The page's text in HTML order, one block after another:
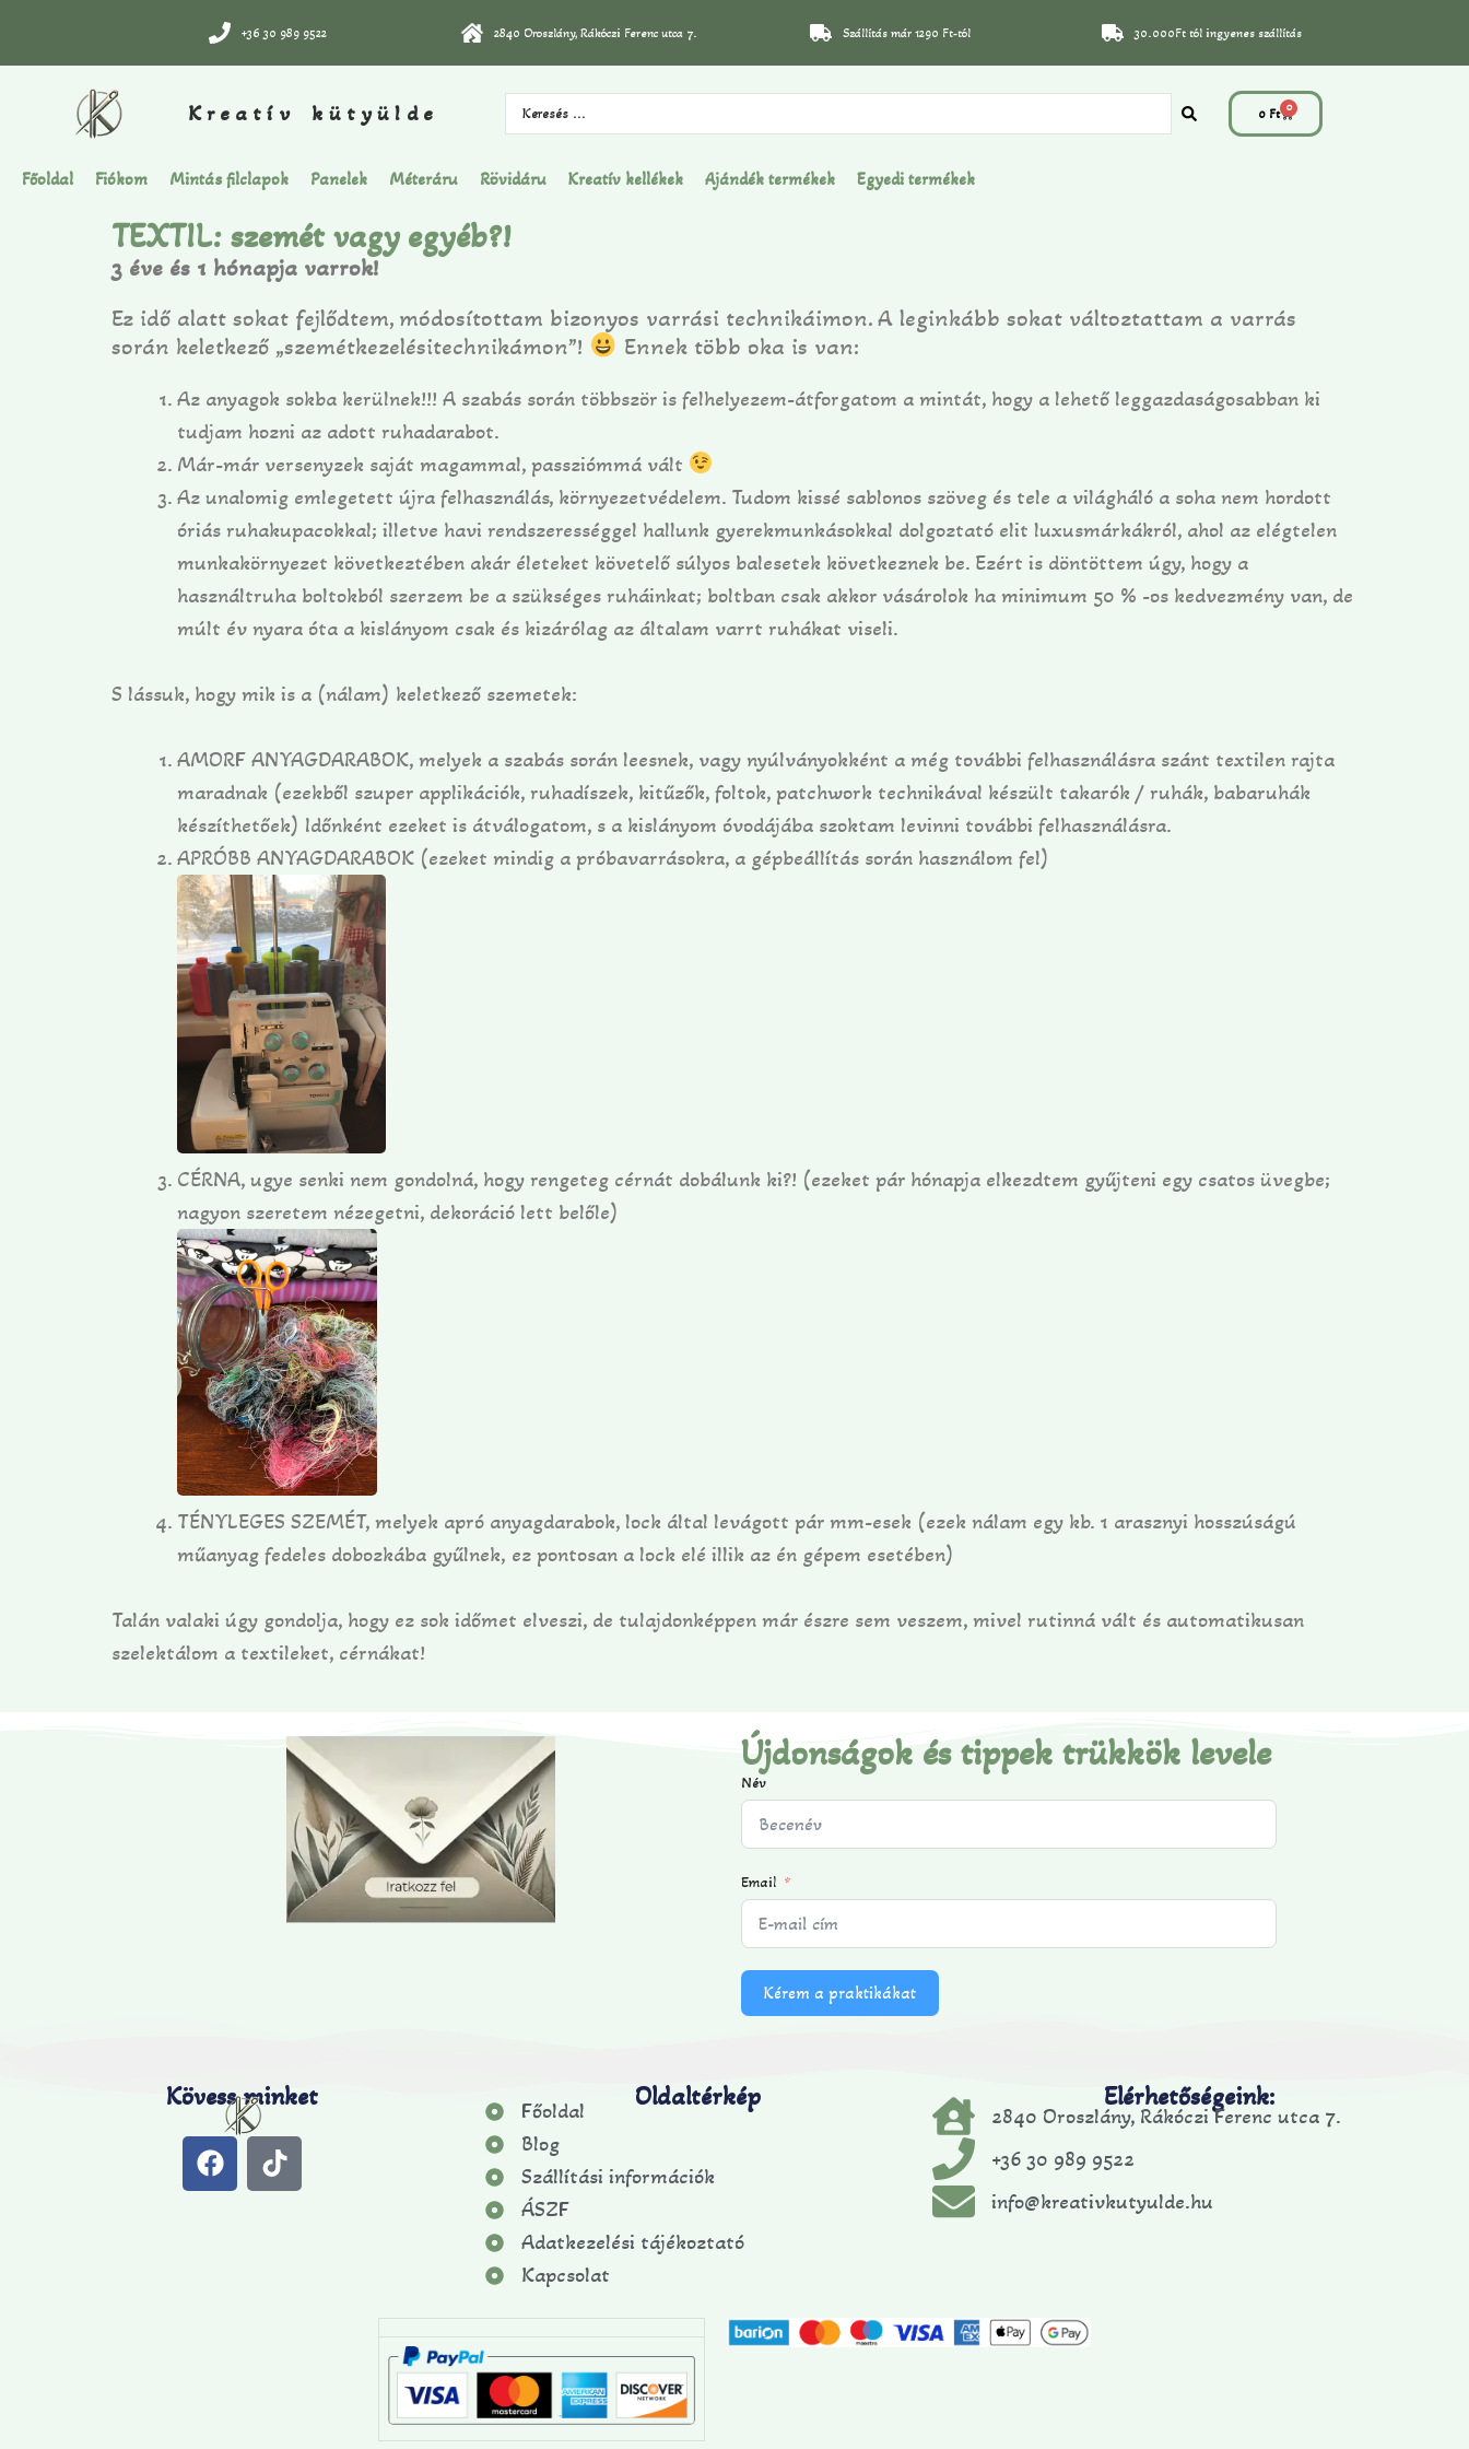
+36 30 989 9522 2840 Oroszlány, Rákóczi Ferenc utca 7. Szállítás már 1290 Ft-tól 30.000Ft tól ingyenes szállítás
Kreatív kütyülde 0 Ft 0
Főoldal Fiókom Mintás filclapok Panelek Méteráru Rövidáru Kreatív kellékek Ajándék termékek Egyedi termékek
TEXTIL: szemét vagy egyéb?!
3 éve és 1 hónapja varrok!
Ez idő alatt sokat fejlődtem, módosítottam bizonyos varrási technikáimon. A leginkább sokat változtattam a varrás
során keletkező „szemétkezelésitechnikámon”!
Ennek több oka is van:
Az anyagok sokba kerülnek!!! A szabás során többször is felhelyezem-átforgatom a mintát, hogy a lehető leggazdaságosabban ki
tudjam hozni az adott ruhadarabot.
Már-már versenyzek saját magammal, passziómmá vált
Az unalomig emlegetett újra felhasználás, környezetvédelem. Tudom kissé sablonos szöveg és tele a világháló a soha nem hordott
óriás ruhakupacokkal; illetve havi rendszerességgel hallunk gyerekmunkásokkal dolgoztató elit luxusmárkákról, ahol az elégtelen
munkakörnyezet következtében akár életeket követelő súlyos balesetek következnek be. Ezért is döntöttem úgy, hogy a
használtruha boltokból szerzem be a szükséges ruháinkat; boltban csak akkor vásárolok ha minimum 50 % -os kedvezmény van, de
múlt év nyara óta a kislányom csak és kizárólag az általam varrt ruhákat viseli.
S lássuk, hogy mik is a (nálam) keletkező szemetek:
AMORF ANYAGDARABOK, melyek a szabás során leesnek, vagy nyúlványokként a még további felhasználásra szánt textilen rajta
maradnak (ezekből szuper applikációk, ruhadíszek, kitűzők, foltok, patchwork technikával készült takarók / ruhák, babaruhák
készíthetőek) Időnként ezeket is átválogatom, s a kislányom óvodájába szoktam levinni további felhasználásra.
APRÓBB ANYAGDARABOK (ezeket mindig a próbavarrásokra, a gépbeállítás során használom fel)
CÉRNA, ugye senki nem gondolná, hogy rengeteg cérnát dobálunk ki?! (ezeket pár hónapja elkezdtem gyűjteni egy csatos üvegbe;
nagyon szeretem nézegetni, dekoráció lett belőle)
TÉNYLEGES SZEMÉT, melyek apró anyagdarabok, lock által levágott pár mm-esek (ezek nálam egy kb. 1 arasznyi hosszúságú
műanyag fedeles dobozkába gyűlnek, ez pontosan a lock elé illik az én gépem esetében)
Talán valaki úgy gondolja, hogy ez sok időmet elveszi, de tulajdonképpen már észre sem veszem, mivel rutinná vált és automatikusan
szelektálom a textileket, cérnákat!
Újdonságok és tippek trükkök levele
Név
Email
Kérem a praktikákat
Kövess minket Oldaltérkép
Főoldal
Blog
Szállítási információk
ÁSZF
Adatkezelési tájékoztató
Kapcsolat
Elérhetőségeink:
2840 Oroszlány, Rákóczi Ferenc utca 7.
+36 30 989 9522
info@kreativkutyulde.hu